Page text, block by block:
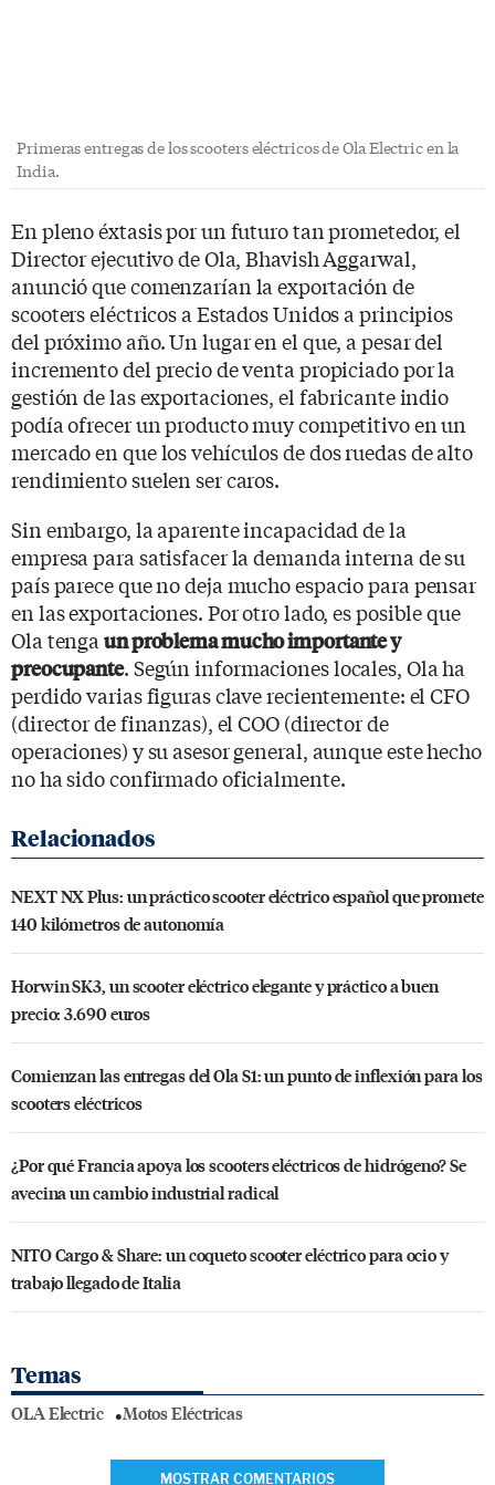
Primeras entregas de los scooters eléctricos de Ola Electric en la
India.
En pleno éxtasis por un futuro tan prometedor, el
Director ejecutivo de Ola, Bhavish Aggarwal,
anunció que comenzarían la exportación de
scooters eléctricos a Estados Unidos a principios
del próximo año. Un lugar en el que, a pesar del
incremento del precio de venta propiciado por la
gestión de las exportaciones, el fabricante indio
podía ofrecer un producto muy competitivo en un
mercado en que los vehículos de dos ruedas de alto
rendimiento suelen ser caros.
Sin embargo, la aparente incapacidad de la
empresa para satisfacer la demanda interna de su
país parece que no deja mucho espacio para pensar
en las exportaciones. Por otro lado, es posible que
Ola tengaun problema mucho importante y
preocupante. Según informaciones locales, Ola ha
perdido varias figuras clave recientemente: el CFO
(director de finanzas), el COO (director de
operaciones) y su asesor general, aunque este hecho
no ha sido confirmado oficialmente.
NEXT NX Plus: un práctico scooter eléctrico español que promete
140 kilómetros de autonomía
Horwin SK3, un scooter eléctrico elegante y práctico a buen
precio: 3.690 euros
Comienzan las entregas del Ola S1: un punto de inflexión para los
scooters eléctricos
¿Por qué Francia apoya los scooters eléctricos de hidrógeno? Se
avecina un cambio industrial radical
NITO Cargo & Share: un coqueto scooter eléctrico para ocio y
trabajo llegado de Italia
Temas
OLA Electric Motos Eléctricas
MOSTRAR COMENTARIOS